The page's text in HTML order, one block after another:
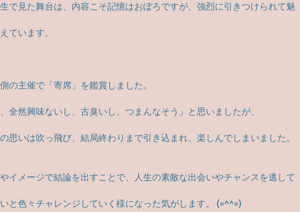
で見た舞台は、内容こそ記憶はおぼろですが、強烈に引きつけられて魅
ています。
の主催で「寄席」を鑑賞しました。
全然興味ないし、古臭いし、つまんなそう」と思いましたが、
思いは吹っ飛び、結局終わりまで引き込まれ、楽しんでしまいました。
イメージで結論を出すことで、人生の素敵な出会いやチャンスを逃して
と色々チャレンジしていく様になった気がします。 (=^^=)